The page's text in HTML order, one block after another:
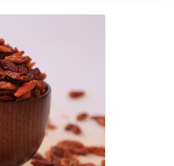
اجهزة طبية
اكسسورات سيارة
اكسسوارات هاتف
دفاع عن النفس